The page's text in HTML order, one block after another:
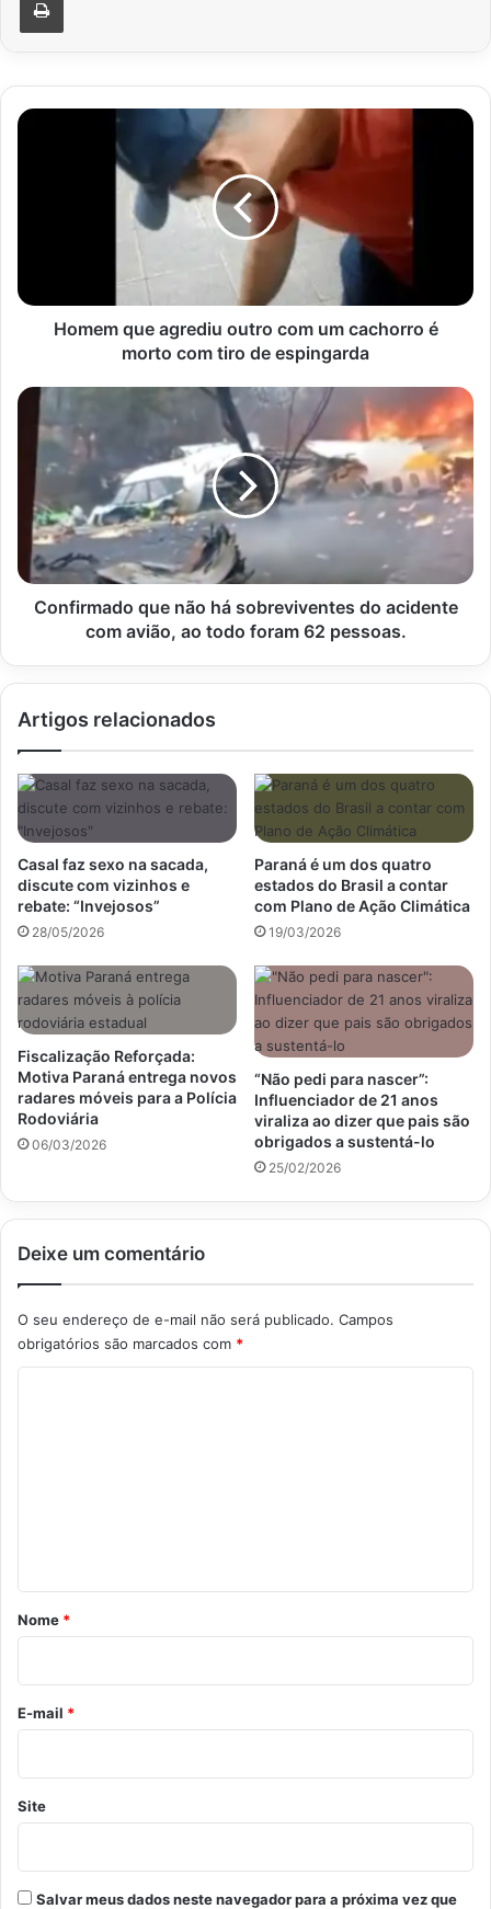
Homem
morto
espingarda
Homem que agrediu outro com um cachorro é
morto com tiro de espingarda
Confirmado
que
não
sobreviventes
do
acidente
com
avião,
Confirmado que não há sobreviventes do acidente
com avião, ao todo foram 62 pessoas.
Artigos relacionados
Casal faz sexo na sacada,
discute com vizinhos e
rebate: “Invejosos”
28/05/2026
Paraná é um dos quatro
estados do Brasil a contar
com Plano de Ação Climática
19/03/2026
Fiscalização Reforçada:
Motiva Paraná entrega novos
radares móveis para a Polícia
Rodoviária
06/03/2026
“Não pedi para nascer”:
Influenciador de 21 anos
viraliza ao dizer que pais são
obrigados a sustentá-lo
25/02/2026
Deixe um comentário
O seu endereço de e-mail não será publicado. Campos
obrigatórios são marcados com *
r
o
*
Nome *
E-mail *
Site
Salvar meus dados neste navegador para a próxima vez que